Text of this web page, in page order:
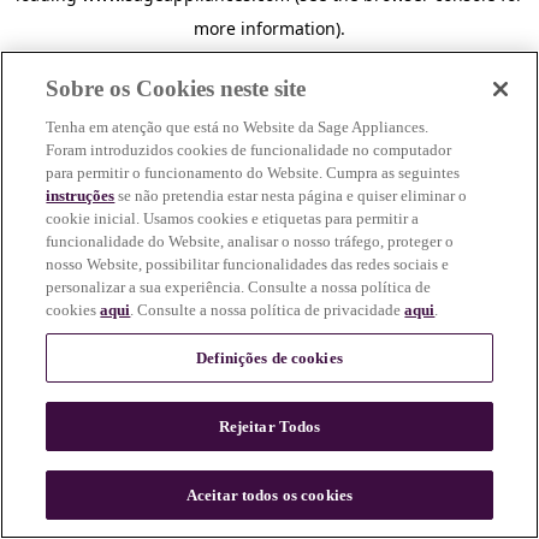
more information).
n
Sobre os Cookies neste site
Tenha em atenção que está no Website da Sage Appliances.
Foram introduzidos cookies de funcionalidade no computador
para permitir o funcionamento do Website. Cumpra as seguintes
instruções se não pretendia estar nesta página e quiser eliminar o
cookie inicial. Usamos cookies e etiquetas para permitir a
funcionalidade do Website, analisar o nosso tráfego, proteger o
nosso Website, possibilitar funcionalidades das redes sociais e
personalizar a sua experiência. Consulte a nossa política de
cookiesaqui. Consulte a nossa política de privacidadeaqui.
Definições de cookies
Rejeitar Todos
Aceitar todos os cookies